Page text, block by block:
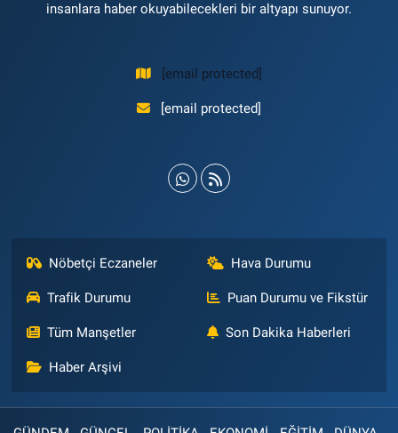
insanlara haber okuyabilecekleri bir altyapı sunuyor.
[email protected]
[email protected]
Nöbetçi Eczaneler Hava Durumu
Trafik Durumu Puan Durumu ve Fikstür
Tüm Manşetler Son Dakika Haberleri
Haber Arşivi